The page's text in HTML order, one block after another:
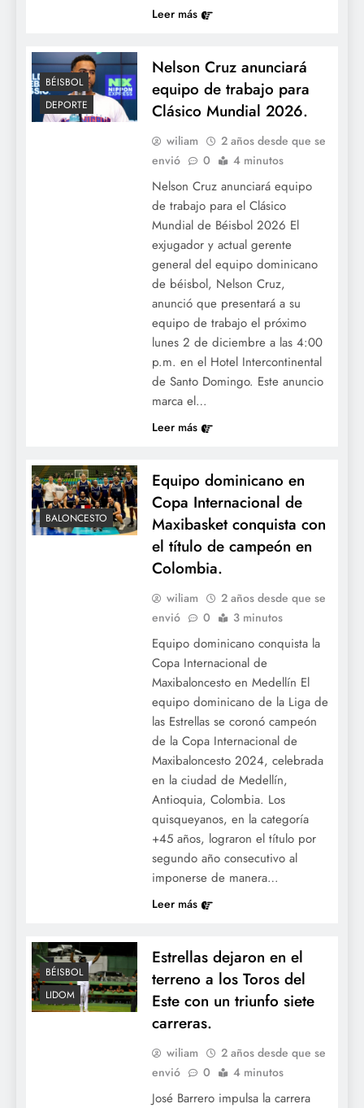
Leer más
BÉISBOL
DEPORTE
Nelson Cruz anunciará
equipo de trabajo para
Clásico Mundial 2026.
wiliam
2 años desde que se
envió
0 4 minutos
Nelson Cruz anunciará equipo
de trabajo para el Clásico
Mundial de Béisbol 2026 El
exjugador y actual gerente
general del equipo dominicano
de béisbol, Nelson Cruz,
anunció que presentará a su
equipo de trabajo el próximo
lunes 2 de diciembre a las 4:00
p.m. en el Hotel Intercontinental
de Santo Domingo. Este anuncio
marca el…
Leer más
BALONCESTO
Equipo dominicano en
Copa Internacional de
Maxibasket conquista con
el título de campeón en
Colombia.
wiliam
2 años desde que se
envió
0 3 minutos
Equipo dominicano conquista la
Copa Internacional de
Maxibaloncesto en Medellín El
equipo dominicano de la Liga de
las Estrellas se coronó campeón
de la Copa Internacional de
Maxibaloncesto 2024, celebrada
en la ciudad de Medellín,
Antioquia, Colombia. Los
quisqueyanos, en la categoría
+45 años, lograron el título por
segundo año consecutivo al
imponerse de manera…
Leer más
BÉISBOL
LIDOM
Estrellas dejaron en el
terreno a los Toros del
Este con un triunfo siete
carreras.
wiliam
2 años desde que se
envió
0 4 minutos
José Barrero impulsa la carrera